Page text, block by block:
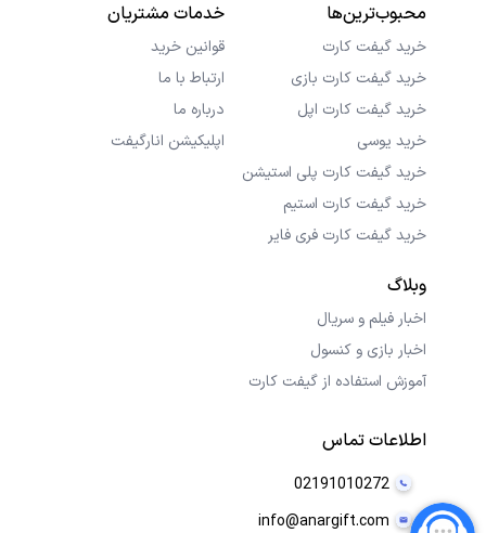
کاربران با خیال راحت خرید کنند و در کمترین زمان دریافت
کنند.
محبوب‌ترین‌ها
خرید گیفت کارت
خرید گیفت کارت بازی
خرید گیفت کارت اپل
خرید یوسی
خرید گیفت کارت پلی استیشن
خرید گیفت کارت استیم
خرید گیفت کارت فری فایر
خدمات مشتریان
قوانین خرید
ارتباط با ما
درباره ما
اپلیکیشن انارگیفت
وبلاگ
اخبار فیلم و سریال
اخبار بازی و کنسول
آموزش استفاده از گیفت کارت
اطلاعات تماس
02191010272
info@anargift.com